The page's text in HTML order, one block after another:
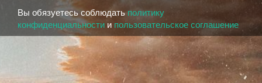
Вы обязуетесь соблюдать политику
конфиденциальности и пользовательское соглашение